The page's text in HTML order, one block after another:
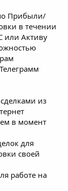
Прибыли/
в течении
или Активу
из
в момент
для
своей
работе на